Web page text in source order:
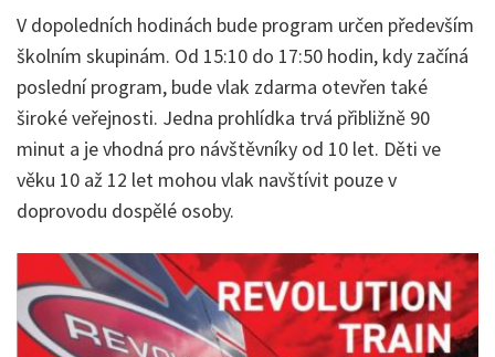
V dopoledních hodinách bude program určen především
školním skupinám. Od 15:10 do 17:50 hodin, kdy začíná
poslední program, bude vlak zdarma otevřen také
široké veřejnosti. Jedna prohlídka trvá přibližně 90
minut a je vhodná pro návštěvníky od 10 let. Děti ve
věku 10 až 12 let mohou vlak navštívit pouze v
doprovodu dospělé osoby.